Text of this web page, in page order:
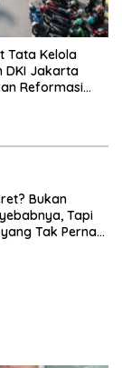
Tata Kelola
DKI Jakarta
Reformasi
Bukan
Tapi
Tak Pernah